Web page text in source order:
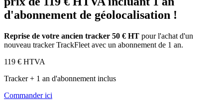
d'abonnement de géolocalisation !
Reprise de votre ancien tracker 50 € HT pour l'achat d'un
nouveau tracker TrackFleet avec un abonnement de 1 an.
119 € HTVA
Tracker + 1 an d'abonnement inclus
Commander ici